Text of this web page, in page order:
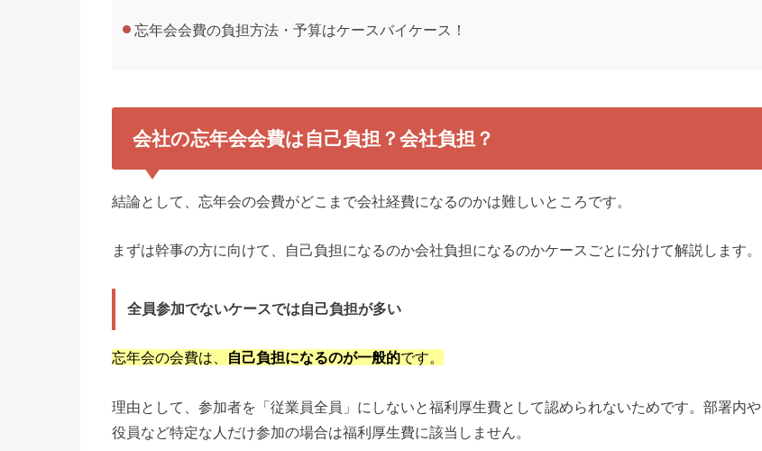
忘年会会費の負担方法・予算はケースバイケース！
会社の忘年会会費は自己負担？会社負担？
結論として、忘年会の会費がどこまで会社経費になるのかは難しいところです。
まずは幹事の方に向けて、自己負担になるのか会社負担になるのかケースごとに分けて解説します。
全員参加でないケースでは自己負担が多い
忘年会の会費は、 自己負担になるのが一般的です。
理由として、参加者を「従業員全員」にしないと福利厚生費として認められないためです。部署内や
役員など特定な人だけ参加の場合は福利厚生費に該当しません。